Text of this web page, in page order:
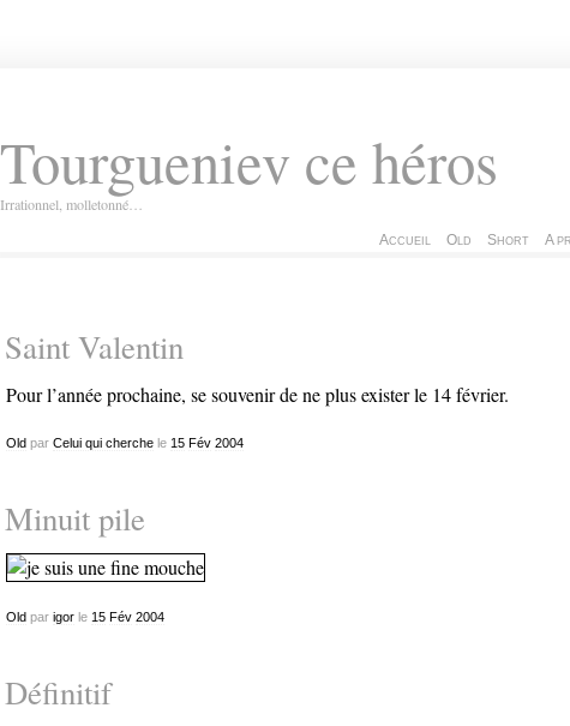
Tourgueniev ce héros
Irrationnel, molletonné…
Accueil Old Short A
Saint Valentin
Pour l’année prochaine, se souvenir de ne plus exister le 14 février.
Oldpar Celui qui cherchele 15 Fév 2004
Minuit pile
Oldpar igorle 15 Fév 2004
Définitif